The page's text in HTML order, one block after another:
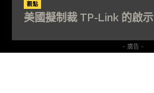
觀點
美國擬制裁 TP-Link 的啟示
- 廣告 -